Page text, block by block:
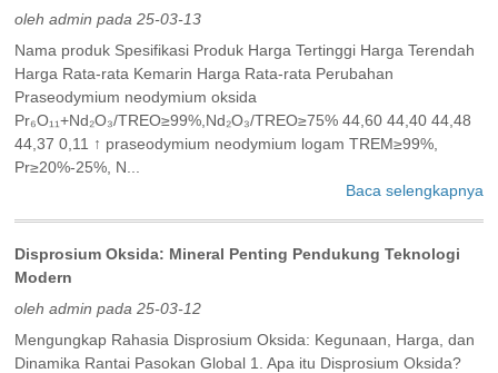
oleh admin pada 25-03-13
Nama produk Spesifikasi Produk Harga Tertinggi Harga Terendah
Harga Rata-rata Kemarin Harga Rata-rata Perubahan
Praseodymium neodymium oksida
Pr₆O₁₁+Nd₂O₃/TREO≥99%,Nd₂O₃/TREO≥75% 44,60 44,40 44,48
44,37 0,11 ↑ praseodymium neodymium logam TREM≥99%,
Pr≥20%-25%, N...
Baca selengkapnya
Disprosium Oksida: Mineral Penting Pendukung Teknologi
Modern
oleh admin pada 25-03-12
Mengungkap Rahasia Disprosium Oksida: Kegunaan, Harga, dan
Dinamika Rantai Pasokan Global ‌1. Apa itu Disprosium Oksida?